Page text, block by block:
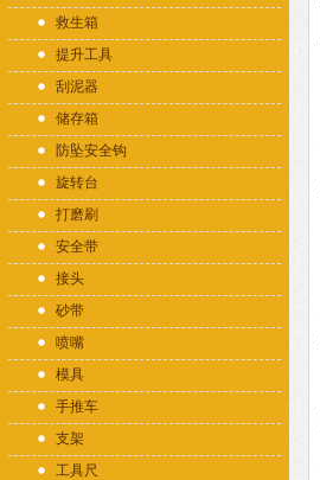
救生箱
提升工具
刮泥器
储存箱
防坠安全钩
旋转台
打磨刷
安全带
接头
砂带
喷嘴
模具
手推车
支架
工具尺